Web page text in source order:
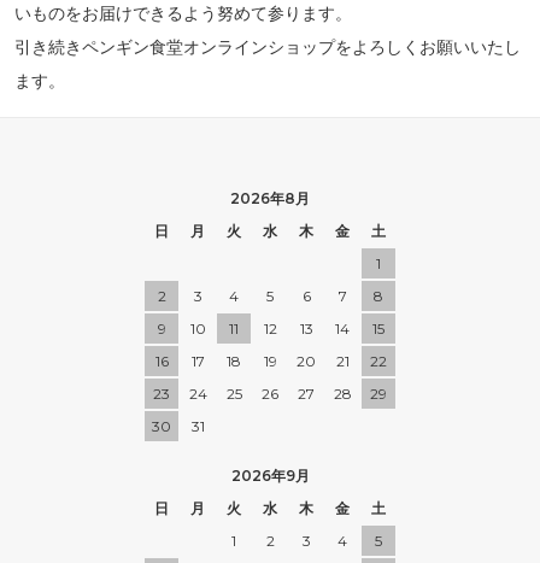
いものをお届けできるよう努めて参ります。
引き続きペンギン食堂オンラインショップをよろしくお願いいたし
ます。
2026年8月
日
月 火 水 木 金
土
1
2
3 4 5 6 7
8
9
10 11 12 13 14
15
16
17 18 19 20 21
22
23
24 25 26 27 28
29
30
31
2026年9月
日
月 火 水 木 金
土
1
2 3 4
5